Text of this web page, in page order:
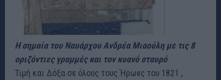
Η σημαία του Ναυάρχου Ανδρέα Μιαούλη με τις 8
οριζόντιες γραμμές και τον κυανό σταυρό
Τιμή και Δόξα σε όλους τους Ήρωες του 1821 ,